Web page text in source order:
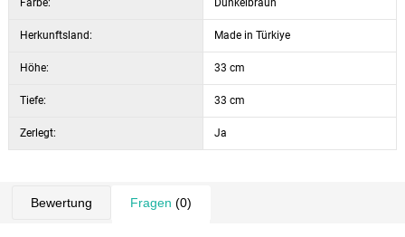
Herkunftsland: Made in Türkiye
Höhe: 33 cm
Tiefe: 33 cm
Zerlegt: Ja
Bewertung Fragen (0)